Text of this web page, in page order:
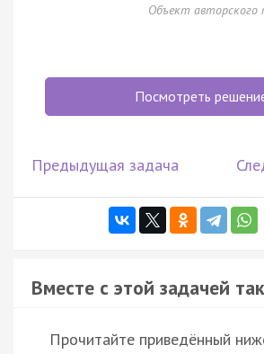
Объект авторского
Посмотреть
Предыдущая задача
Вместе с этой задачей
Прочитайте приведённый